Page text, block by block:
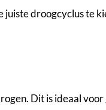
droogcyclus te
Dit is ideaal